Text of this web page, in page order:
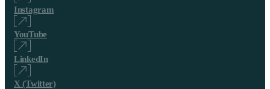
Instagram
YouTube
LinkedIn
X (Twitter)